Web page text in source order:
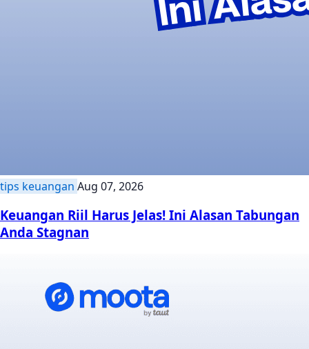
tips keuangan Aug 07, 2026
Keuangan Riil Harus Jelas! Ini Alasan Tabungan
Anda Stagnan